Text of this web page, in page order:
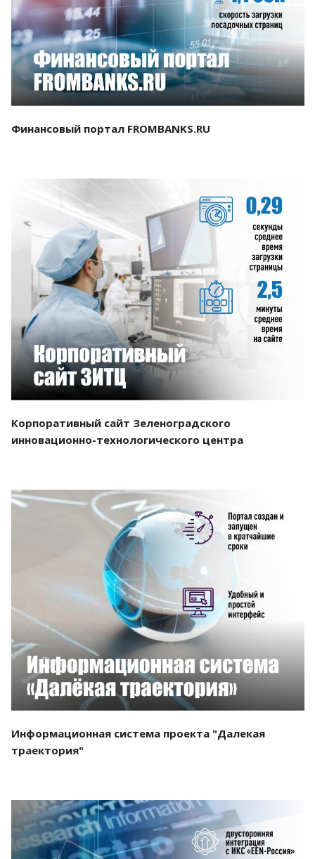
Смотреть проект
Финансовый портал FROMBANKS.RU
Смотреть проект
Корпоративный сайт Зеленоградского
инновационно-технологического центра
Смотреть проект
Информационная система проекта "Далекая
траектория"